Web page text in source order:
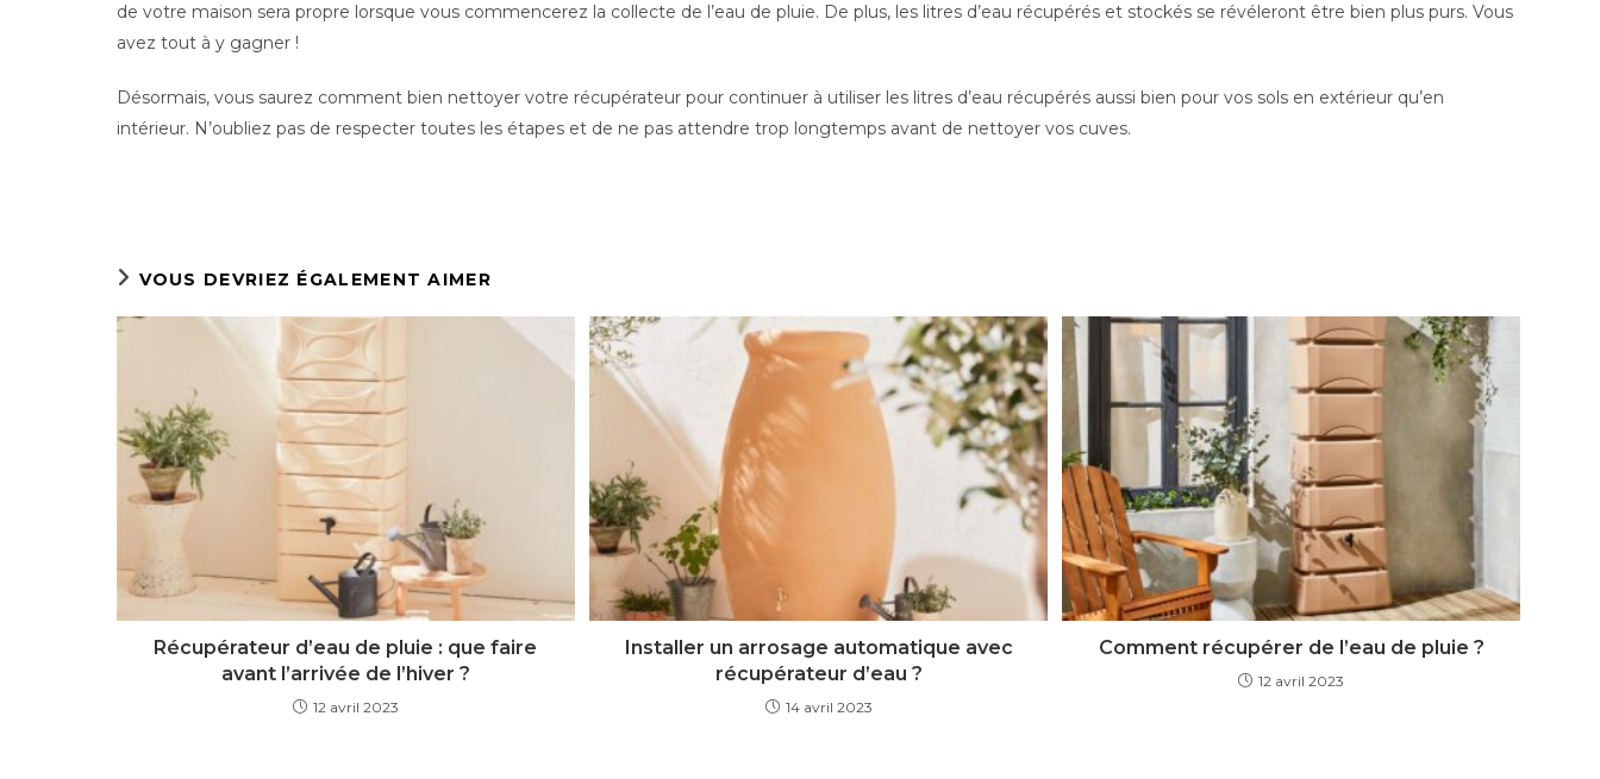
de votre maison sera propre lorsque vous commencerez la collecte de l’eau de pluie. De plus, les litres d’eau récupérés et stockés se révéleront être bien plus purs. Vous
avez tout à y gagner !
Désormais, vous saurez comment bien nettoyer votre récupérateur pour continuer à utiliser les litres d’eau récupérés aussi bien pour vos sols en extérieur qu’en
intérieur. N’oubliez pas de respecter toutes les étapes et de ne pas attendre trop longtemps avant de nettoyer vos cuves.
VOUS DEVRIEZ ÉGALEMENT AIMER
Récupérateur d’eau de pluie : que faire
avant l’arrivée de l’hiver ?
12 avril 2023
Installer un arrosage automatique avec
récupérateur d’eau ?
14 avril 2023
Comment récupérer de l’eau de pluie ?
12 avril 2023